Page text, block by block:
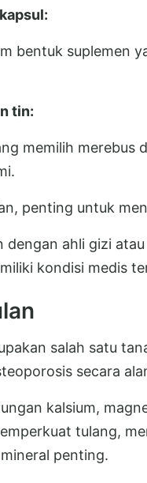
bentuk suplemen
tin:
memilih merebus
penting untuk
dengan ahli gizi
kondisi medis
salah satu
secara
kalsium,
tulang,
penting.